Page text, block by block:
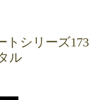
トシリーズ173
ル